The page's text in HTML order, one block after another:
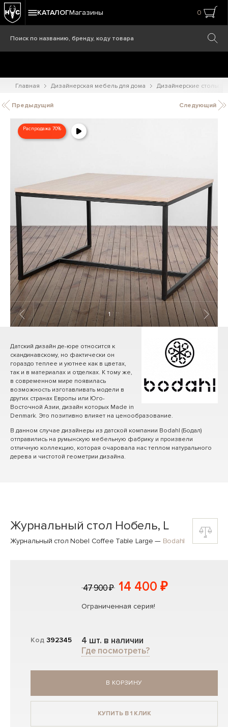
КАТАЛОГМагазины 0
Главная Дизайнерская мебель для дома Дизайнерские столы
Предыдущий Следующий
Распродажа 70%
1 / 11
Датский дизайн де-юре относится к
скандинавскому, но фактически он
гораздо теплее и уютнее как в цветах,
так и в материалах и отделках. К тому же,
в современном мире появилась
возможность изготавливать модели в
других странах Европы или Юго-
Восточной Азии, дизайн которых Made in
Denmark. Это позитивно влияет на ценообразование.
В данном случае дизайнеры из датской компании Bodahl (Бодал)
отправились на румынскую мебельную фабрику и произвели
отличную коллекцию, которая очаровала нас теплом натурального
дерева и чистотой геометрии дизайна.
Журнальный стол Нобель, L
Журнальный стол Nobel Coffee Table Large — Bodahl
Код 392345
47 900 ₽ 14 400 ₽
Ограниченная серия!
4 шт. в наличии
Где посмотреть?
В КОРЗИНУ
КУПИТЬ В 1 КЛИК